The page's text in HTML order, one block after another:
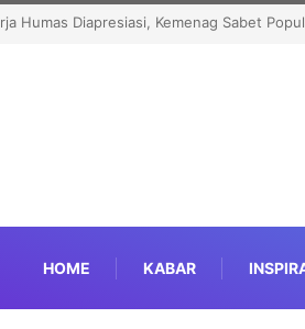
Menhaj: IKLHI 2026 Bukti Layanan Haji Kian
HOME KABAR